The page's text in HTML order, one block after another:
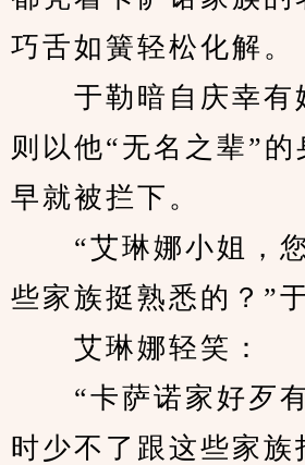
巧舌如簧轻松化解。
于勒暗自庆幸有
则以他“无名之辈”的
早就被拦下。
“艾琳娜小姐，您
些家族挺熟悉的？”
艾琳娜轻笑：
“卡萨诺家好歹有
时少不了跟这些家族